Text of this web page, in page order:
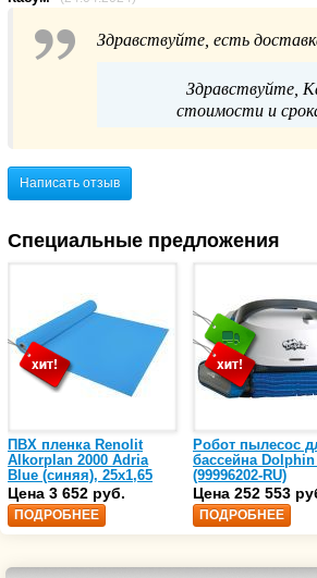
Здравствуйте, есть
Здравствуйте,
стоимости и
Написать отзыв
Специальные предложения
ПВХ пленка Renolit
Alkorplan 2000 Adria
Blue (синяя), 25х1,65
(35216203)
Цена 3 652 руб.
ПОДРОБНЕЕ
Робот пылесос
бассейна Dolphin
(99996202-RU)
Цена 252 553
ПОДРОБНЕЕ